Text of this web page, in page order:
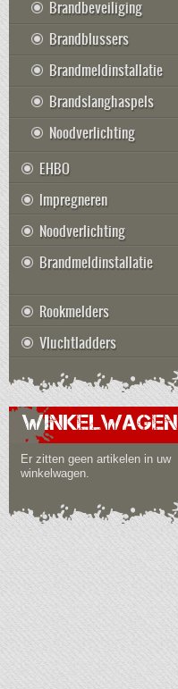
Brandbeveiliging
Brandblussers
Brandmeldinstallatie
Brandslanghaspels
Noodverlichting
EHBO
Impregneren
Noodverlichting
Brandmeldinstallatie
Rookmelders
Vluchtladders
WINKELWAGEN
Er zitten geen artikelen in uw
winkelwagen.